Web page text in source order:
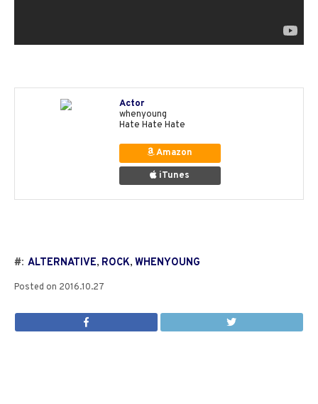
Actor
whenyoung
Hate Hate Hate
Amazon
iTunes
#: ALTERNATIVE, ROCK, WHENYOUNG
Posted on 2016.10.27